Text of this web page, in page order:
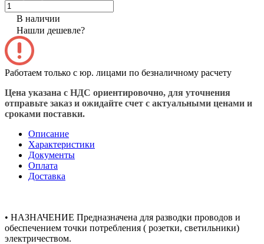
В наличии
Нашли дешевле?
Работаем только с юр. лицами по безналичному расчету
Цена указана с НДС ориентировочно, для уточнения
отправьте заказ и ожидайте счет с актуальными ценами и
сроками поставки.
Описание
Характеристики
Документы
Оплата
Доставка
• НАЗНАЧЕНИЕ Предназначена для разводки проводов и
обеспечением точки потребления ( розетки, светильники)
электричеством.